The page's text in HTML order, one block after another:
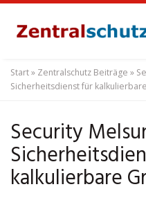
content
Start» Zentralschutz Beiträge »
Sicherheitsdienst für
Security
kalkulierbare